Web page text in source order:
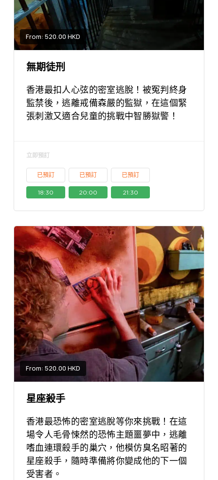
From: 520.00 HKD
無期徒刑
香港最扣人心弦的密室逃脫！被冤判終身
監禁後，逃離戒備森嚴的監獄，在這個緊
張刺激又適合兒童的挑戰中智勝獄警！
立即預訂
已預訂 已預訂 已預訂
18:30 20:00 21:30
From: 520.00 HKD
星座殺手
香港最恐怖的密室逃脫等你來挑戰！在這
場令人毛骨悚然的恐怖主題噩夢中，逃離
嗜血連環殺手的巢穴，他模仿臭名昭著的
星座殺手，隨時準備將你變成他的下一個
受害者。